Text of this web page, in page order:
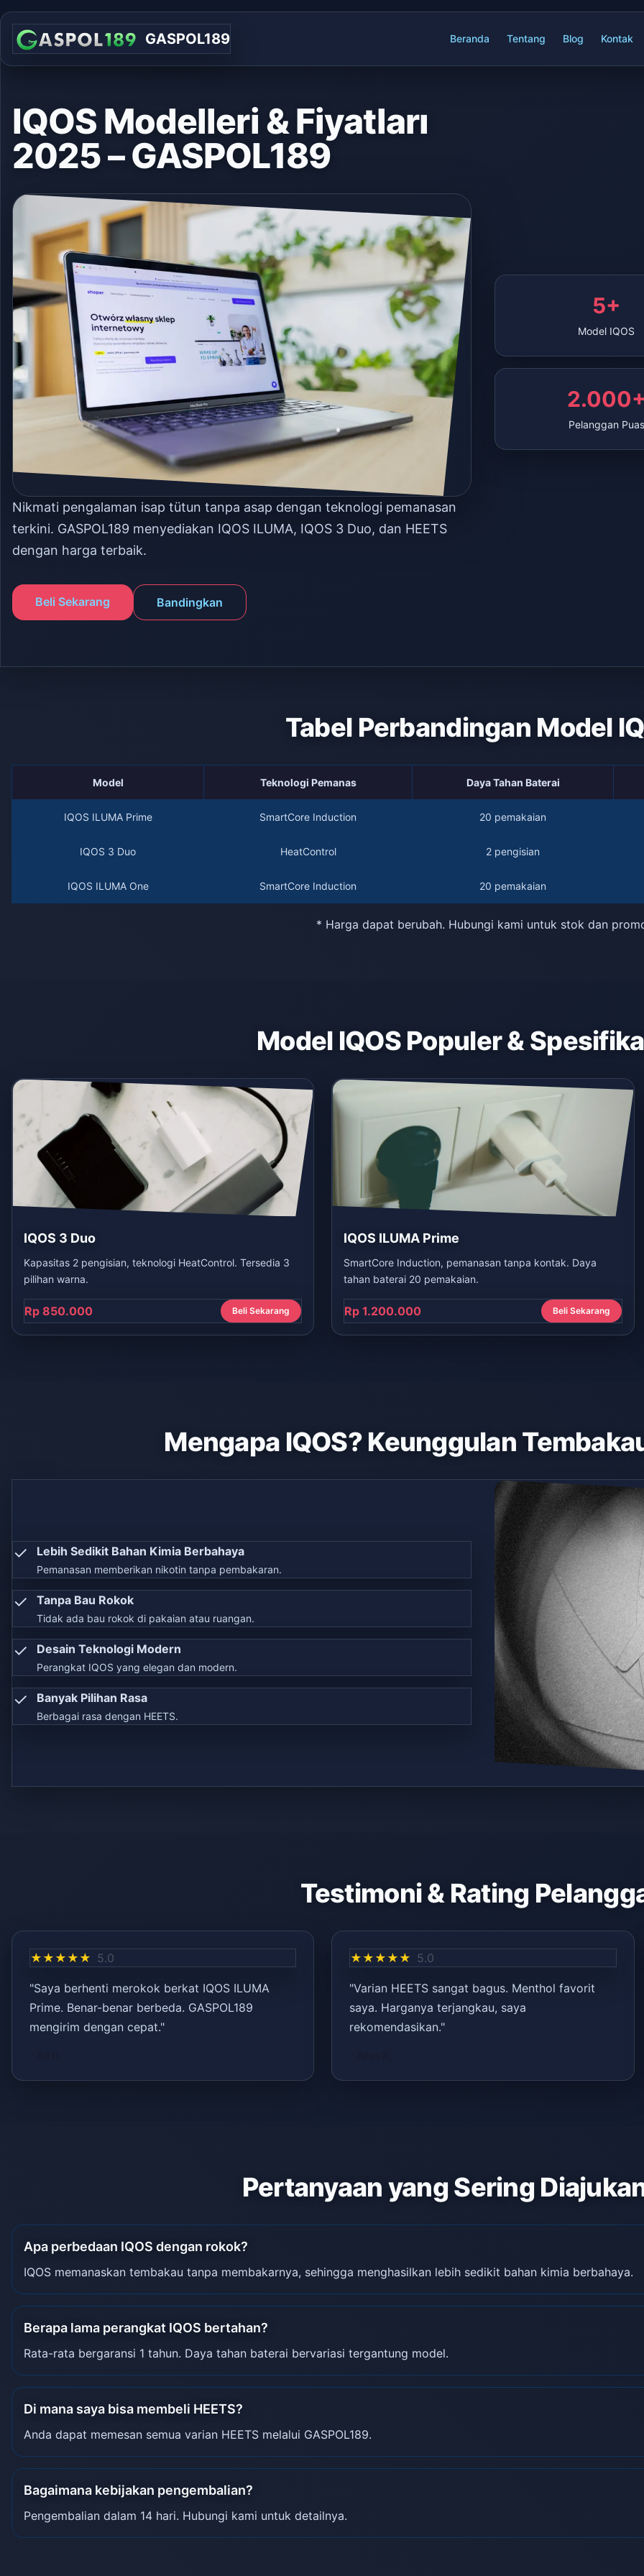
GASPOL189 Beranda Tentang Blog Kontak
IQOS Modelleri & Fiyatları
2025 – GASPOL189
Nikmati pengalaman isap tütun tanpa asap dengan teknologi pemanasan
terkini. GASPOL189 menyediakan IQOS ILUMA, IQOS 3 Duo, dan HEETS
dengan harga terbaik.
Beli Sekarang Bandingkan
5+
Model IQOS
Pelanggan Puas
Tabel Perbandingan Model
Model Teknologi Pemanas Daya Tahan Baterai
IQOS ILUMA Prime SmartCore Induction 20 pemakaian
IQOS 3 Duo HeatControl 2 pengisian
IQOS ILUMA One SmartCore Induction 20 pemakaian
* Harga dapat berubah. Hubungi kami untuk stok dan
Model IQOS Populer &
IQOS 3 Duo
Kapasitas 2 pengisian, teknologi HeatControl. Tersedia 3
pilihan warna.
Rp 850.000 Beli Sekarang
IQOS ILUMA Prime
SmartCore Induction, pemanasan tanpa kontak. Daya
tahan baterai 20 pemakaian.
Rp 1.200.000 Beli Sekarang
Mengapa IQOS? Keunggulan
✓ Lebih Sedikit Bahan Kimia Berbahaya
Pemanasan memberikan nikotin tanpa pembakaran.
✓ Tanpa Bau Rokok
Tidak ada bau rokok di pakaian atau ruangan.
✓ Desain Teknologi Modern
Perangkat IQOS yang elegan dan modern.
✓ Banyak Pilihan Rasa
Berbagai rasa dengan HEETS.
Testimoni & Rating
★★★★★ 5.0
"Saya berhenti merokok berkat IQOS ILUMA
Prime. Benar-benar berbeda. GASPOL189
mengirim dengan cepat."
★★★★★ 5.0
"Varian HEETS sangat bagus. Menthol favorit
saya. Harganya terjangkau, saya
rekomendasikan."
Pertanyaan yang Sering
Apa perbedaan IQOS dengan rokok?
IQOS memanaskan tembakau tanpa membakarnya, sehingga menghasilkan lebih sedikit bahan kimia berbahaya.
Berapa lama perangkat IQOS bertahan?
Rata-rata bergaransi 1 tahun. Daya tahan baterai bervariasi tergantung model.
Di mana saya bisa membeli HEETS?
Anda dapat memesan semua varian HEETS melalui GASPOL189.
Bagaimana kebijakan pengembalian?
Pengembalian dalam 14 hari. Hubungi kami untuk detailnya.